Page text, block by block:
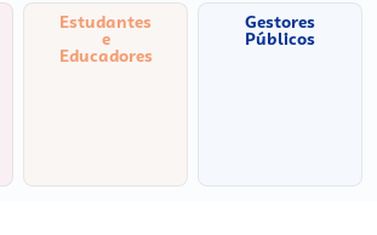
Estudantes
e
Educadores
Gestores
Públicos